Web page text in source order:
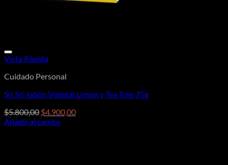
Vista Rápida
Cuidado Personal
Sri Sri Jabón Vegetal Limon y Tea Tree 75g
$5.800,00 El
precio
$4.900,00El
Añadir al carrito